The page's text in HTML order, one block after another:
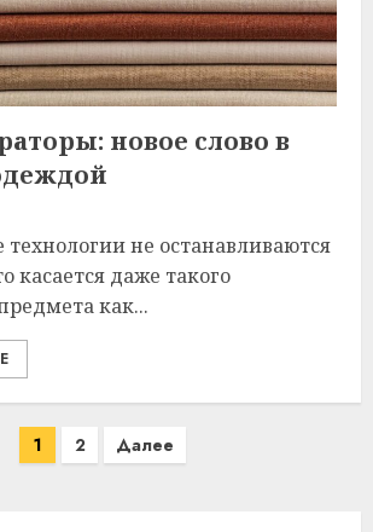
новое слово в
не останавливаются
касается даже такого
как...
1 2 Далее